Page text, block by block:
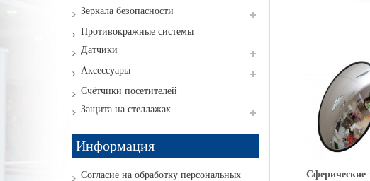
Зеркала безопасности
Противокражные системы
Датчики
Аксессуары
Счётчики посетителей
Защита на стеллажах
Информация
Согласие на обработку персональных
Сферические